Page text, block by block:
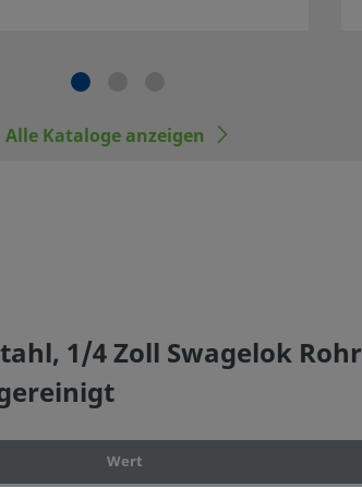
sowie für
Alle Kataloge anzeigen
1/4 Zoll Swagelok
Wert